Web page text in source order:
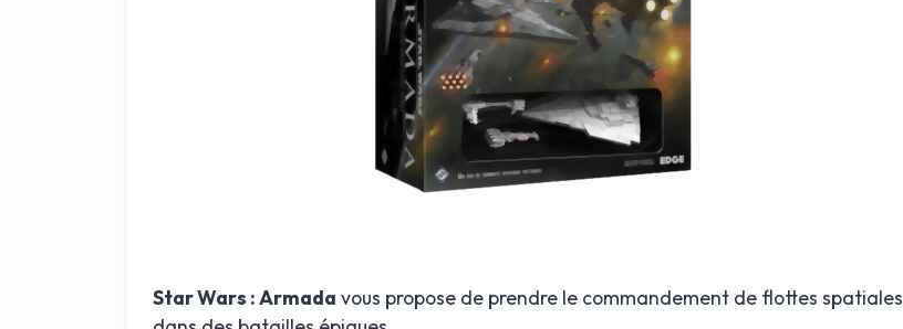
Star Wars : Armada vous propose de prendre le commandement de flottes spatiales